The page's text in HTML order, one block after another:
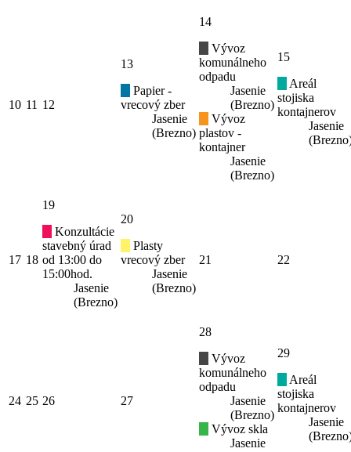
10 11 12
13
Papier -
vrecový zber
Jasenie
(Brezno)
14
Vývoz
komunálneho
odpadu
Jasenie
(Brezno)
Vývoz
plastov -
kontajner
Jasenie
(Brezno)
15
Areál
stojiska
kontajnerov
Jasenie
17 18
19
Konzultácie
stavebný úrad
od 13:00 do
15:00hod.
Jasenie
(Brezno)
20
Plasty
vrecový zber
Jasenie
(Brezno)
21 22
24 25 26 27
28
Vývoz
komunálneho
odpadu
Jasenie
(Brezno)
Vývoz skla
Jasenie
29
Areál
stojiska
kontajnerov
Jasenie